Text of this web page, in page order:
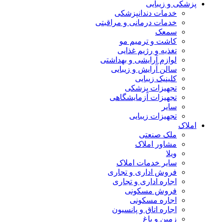
پزشکی و زیبایی
خدمات دندانپزشکی
خدمات درمانی و مراقبتی
سمعک
کاشت و ترمیم مو
تغذیه و رژیم غذایی
لوازم آرایشی و بهداشتی
سالن آرایش و زیبایی
کلینیک زیبایی
تجهیزات پزشکی
تجهیزات آزمایشگاهی
سایر
تجهیزات زیبایی
املاک
ملک صنعتی
مشاور املاک
ویلا
سایر خدمات املاک
فروش اداری و تجاری
اجاره اداری و تجاری
فروش مسکونی
اجاره مسکونی
اجاره اتاق و پانسیون
زمین و باغ